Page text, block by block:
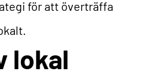
för att överträffa
lokal